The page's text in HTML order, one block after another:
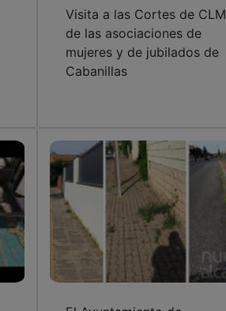
Visita a las Cortes de CLM
de las asociaciones de
mujeres y de jubilados de
Cabanillas